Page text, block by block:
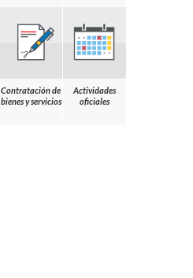
Contratación de
bienes y servicios
Actividades
oficiales